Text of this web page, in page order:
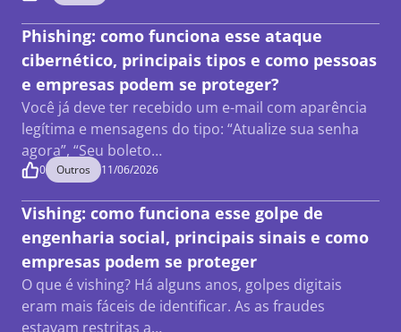
Phishing: como funciona esse ataque
cibernético, principais tipos e como pessoas
e empresas podem se proteger?
Você já deve ter recebido um e-mail com aparência
legítima e mensagens do tipo: “Atualize sua senha
agora”, “Seu boleto…
0 Outros 11/06/2026
Vishing: como funciona esse golpe de
engenharia social, principais sinais e como
empresas podem se proteger
O que é vishing? Há alguns anos, golpes digitais
eram mais fáceis de identificar. As as fraudes
estavam restritas a…